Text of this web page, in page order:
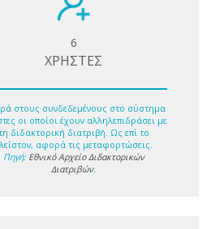
6
ΧΡΗΣΤΕΣ
στους συνδεδεμένους στο σύστημα
οι οποίοι έχουν αλληλεπιδράσει με
διδακτορική διατριβή. Ως επί το
αφορά τις μεταφορτώσεις.
Πηγή: Εθνικό Αρχείο Διδακτορικών
Διατριβών.